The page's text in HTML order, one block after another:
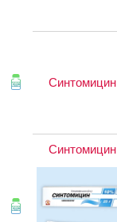
Синтомицин
Синтомицин